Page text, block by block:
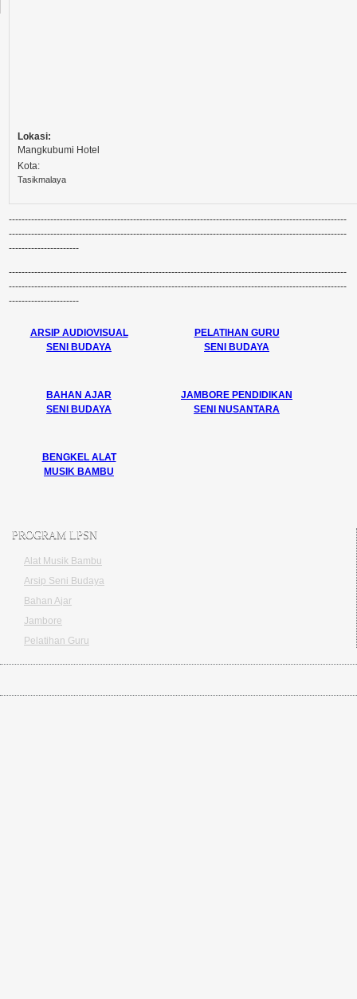
Lokasi:
Mangkubumi Hotel
Kota:
Tasikmalaya
----------------------------------------------------------------------------------------------------------
----------------------------------------------------------------------------------------------------------
----------------------
----------------------------------------------------------------------------------------------------------
----------------------------------------------------------------------------------------------------------
----------------------
ARSIP AUDIOVISUAL
SENI BUDAYA
PELATIHAN GURU
SENI BUDAYA
BAHAN AJAR
SENI BUDAYA
JAMBORE PENDIDIKAN
SENI NUSANTARA
BENGKEL ALAT
MUSIK BAMBU
PROGRAM LPSN
Alat Musik Bambu
Arsip Seni Budaya
Bahan Ajar
Jambore
Pelatihan Guru